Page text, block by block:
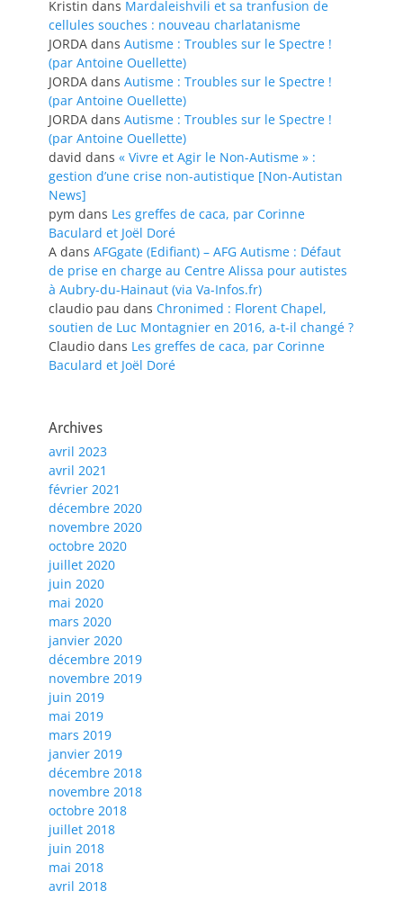
Kristin dans Mardaleishvili et sa tranfusion de
cellules souches : nouveau charlatanisme
JORDA dans Autisme : Troubles sur le Spectre !
(par Antoine Ouellette)
JORDA dans Autisme : Troubles sur le Spectre !
(par Antoine Ouellette)
JORDA dans Autisme : Troubles sur le Spectre !
(par Antoine Ouellette)
david dans « Vivre et Agir le Non-Autisme » :
gestion d’une crise non-autistique [Non-Autistan
News]
pym dans Les greffes de caca, par Corinne
Baculard et Joël Doré
A dans AFGgate (Edifiant) – AFG Autisme : Défaut
de prise en charge au Centre Alissa pour autistes
à Aubry-du-Hainaut (via Va-Infos.fr)
claudio pau dans Chronimed : Florent Chapel,
soutien de Luc Montagnier en 2016, a-t-il changé ?
Claudio dans Les greffes de caca, par Corinne
Baculard et Joël Doré
Archives
avril 2023
avril 2021
février 2021
décembre 2020
novembre 2020
octobre 2020
juillet 2020
juin 2020
mai 2020
mars 2020
janvier 2020
décembre 2019
novembre 2019
juin 2019
mai 2019
mars 2019
janvier 2019
décembre 2018
novembre 2018
octobre 2018
juillet 2018
juin 2018
mai 2018
avril 2018